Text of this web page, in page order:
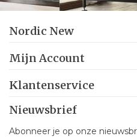
Nordic New
Mijn Account
Klantenservice
Nieuwsbrief
Abonneer je op onze